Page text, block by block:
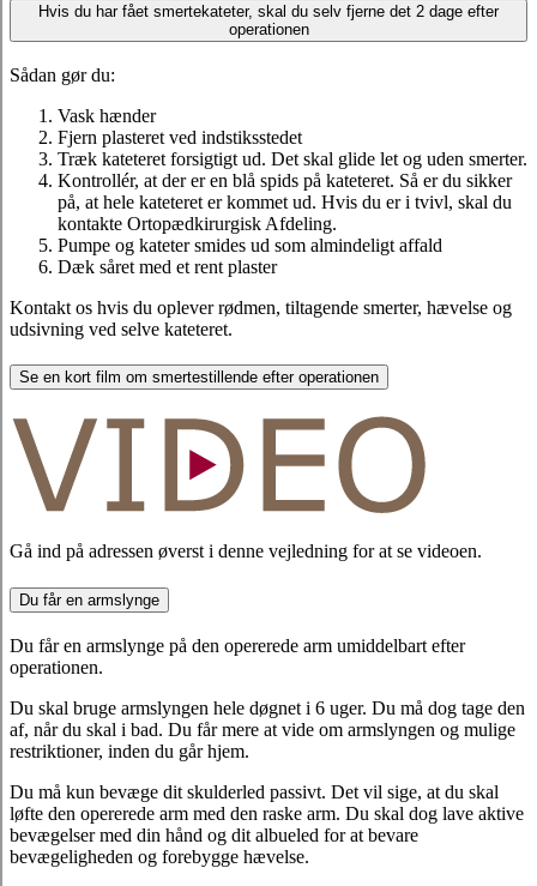
Hvis du har fået smertekateter, skal du selv fjerne det 2 dage efter
operationen
Sådan gør du:
Vask hænder
Fjern plasteret ved indstiksstedet
Træk kateteret forsigtigt ud. Det skal glide let og uden smerter.
Kontrollér, at der er en blå spids på kateteret. Så er du sikker
på, at hele kateteret er kommet ud. Hvis du er i tvivl, skal du
kontakte Ortopædkirurgisk Afdeling.
Pumpe og kateter smides ud som almindeligt affald
Dæk såret med et rent plaster
Kontakt os hvis du oplever rødmen, tiltagende smerter, hævelse og
udsivning ved selve kateteret.
Se en kort film om smertestillende efter operationen
Gå ind på adressen øverst i denne vejledning for at se videoen.
Du får en armslynge
Du får en armslynge på den opererede arm umiddelbart efter
operationen.
Du skal bruge armslyngen hele døgnet i 6 uger. Du må dog tage den
af, når du skal i bad. Du får mere at vide om armslyngen og mulige
restriktioner, inden du går hjem.
Du må kun bevæge dit skulderled passivt. Det vil sige, at du skal
løfte den opererede arm med den raske arm. Du skal dog lave aktive
bevægelser med din hånd og dit albueled for at bevare
bevægeligheden og forebygge hævelse.